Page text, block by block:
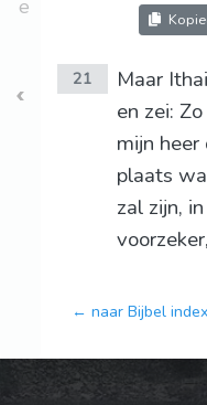
e
21
Maar
en zei:
mijn
plaats
zal zijn,
← naar Bijbel index